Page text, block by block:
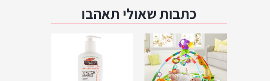
כתבות שאולי תאהבו